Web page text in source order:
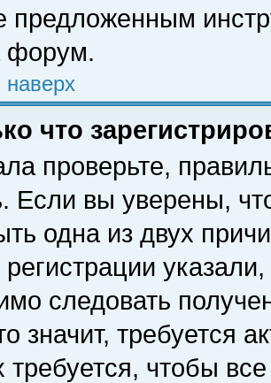
предложенным
форум.
наверх
что
проверьте,
Если вы уверены,
одна из двух
следовать
значит, требуется
чтобы